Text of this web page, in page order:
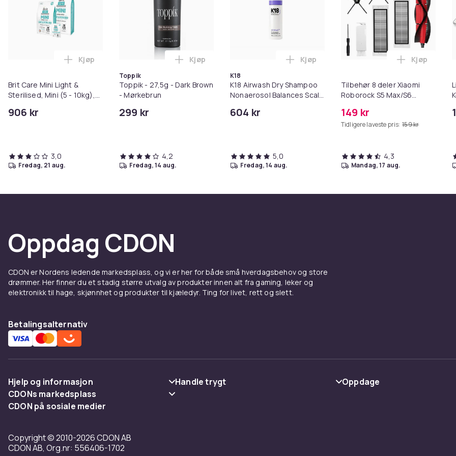
Brit Care Mini Light &
Sterilised, Mini (5 - 10kg),
906 kr
Legg Brit Care Mini Light & Sterilised, Mini (5 - 10kg), Kanin, Laks, 7 kg i handlekurven
Kjøp
3,0
fredag, 21 aug.
Toppik
Toppik - 27,5g - Dark Brown
- Mørkebrun
299 kr
Legg Toppik - 27,5g - Dark Brown - Mørkebrun i handlekurven
Kjøp
4,2
fredag, 14 aug.
K18
K18 Airwash Dry Shampoo
Nonaerosol Balances Scalp
604 kr
Legg K18 Airwash Dry Shampoo
Kjøp
5,0
fredag, 14 aug.
Tilbehør 8 deler Xiaomi
Roborock S5 Max/S6
MAXV/S50/S51/S55/S5/S60/S65/
149 kr
Tidligere laveste pris: 159 kr
Legg
Kjøp
4,3
mandag, 17 aug.
Oppdag CDON
CDON er Nordens ledende markedsplass, og vi er her for både små hverdagsbehov og store
drømmer. Her finner du et stadig større utvalg av produkter innen alt fra gaming, leker og
elektronikk til hage, skjønnhet og produkter til kjæledyr. Ting for livet, rett og slett.
Betalingsalternativ
Hjelp og informasjon
Vanlige spørsmål
Angre & returner her
Handle trygt
Oppdage
CDONs markedsplass
Merchant Help Center
CDON på sosiale medier
Copyright © 2010-2026 CDON AB
CDON AB, Org.nr: 556406-1702